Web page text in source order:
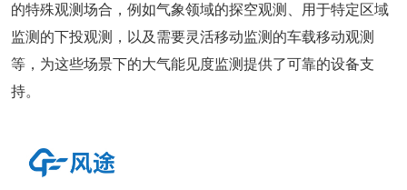
的特殊观测场合，例如气象领域的探空观测、用于特定区域
监测的下投观测，以及需要灵活移动监测的车载移动观测
等，为这些场景下的大气能见度监测提供了可靠的设备支
持。